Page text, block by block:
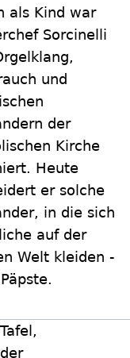
als Kind war
Sorcinelli
und
der
Kirche
Heute
er solche
in die sich
auf der
Welt kleiden -